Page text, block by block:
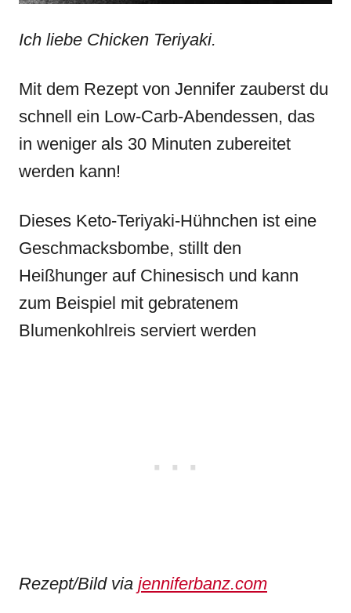
Ich liebe Chicken Teriyaki.
Mit dem Rezept von Jennifer zauberst du
schnell ein Low-Carb-Abendessen, das
in weniger als 30 Minuten zubereitet
werden kann!
Dieses Keto-Teriyaki-Hühnchen ist eine
Geschmacksbombe, stillt den
Heißhunger auf Chinesisch und kann
zum Beispiel mit gebratenem
Blumenkohlreis serviert werden
Rezept/Bild via jenniferbanz.com